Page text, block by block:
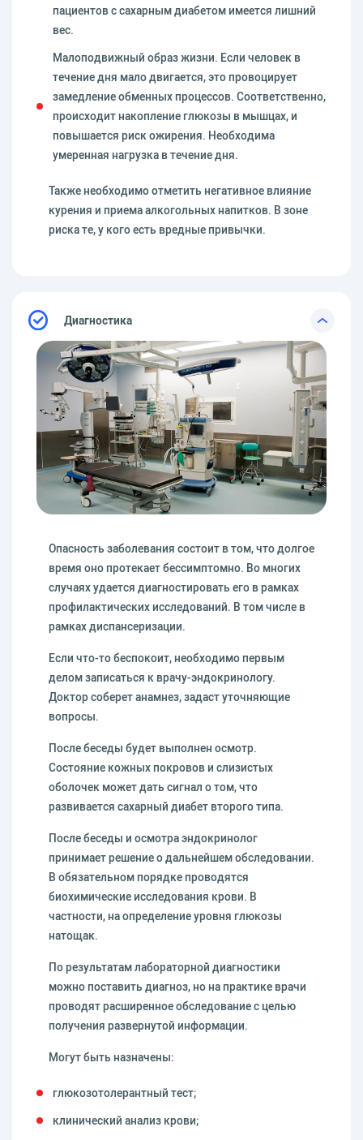
пациентов с сахарным диабетом имеется лишний
вес.
Малоподвижный образ жизни. Если человек в
течение дня мало двигается, это провоцирует
замедление обменных процессов. Соответственно,
происходит накопление глюкозы в мышцах, и
повышается риск ожирения. Необходима
умеренная нагрузка в течение дня.
Также необходимо отметить негативное влияние
курения и приема алкогольных напитков. В зоне
риска те, у кого есть вредные привычки.
Диагностика
Опасность заболевания состоит в том, что долгое
время оно протекает бессимптомно. Во многих
случаях удается диагностировать его в рамках
профилактических исследований. В том числе в
рамках диспансеризации.
Если что-то беспокоит, необходимо первым
делом записаться к врачу-эндокринологу.
Доктор соберет анамнез, задаст уточняющие
вопросы.
После беседы будет выполнен осмотр.
Состояние кожных покровов и слизистых
оболочек может дать сигнал о том, что
развивается сахарный диабет второго типа.
После беседы и осмотра эндокринолог
принимает решение о дальнейшем обследовании.
В обязательном порядке проводятся
биохимические исследования крови. В
частности, на определение уровня глюкозы
натощак.
По результатам лабораторной диагностики
можно поставить диагноз, но на практике врачи
проводят расширенное обследование с целью
получения развернутой информации.
Могут быть назначены:
глюкозотолерантный тест;
клинический анализ крови;